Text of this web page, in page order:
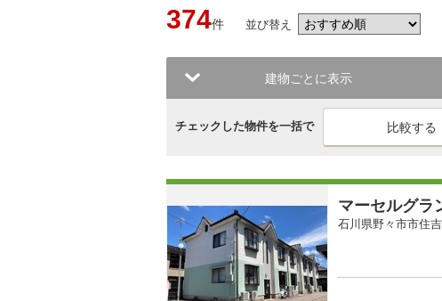
374件 並び替え
建物ごとに表示
チェックした物件を一括で
マーセルグラ
石川県野々市市住